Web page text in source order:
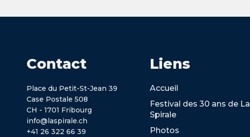
Contact
Place du Petit-St-Jean 39
Case Postale 508
CH - 1701 Fribourg
info@laspirale.ch
+41 26 322 66 39
Liens
Accueil
Festival des 30 ans de La
Spirale
Photos